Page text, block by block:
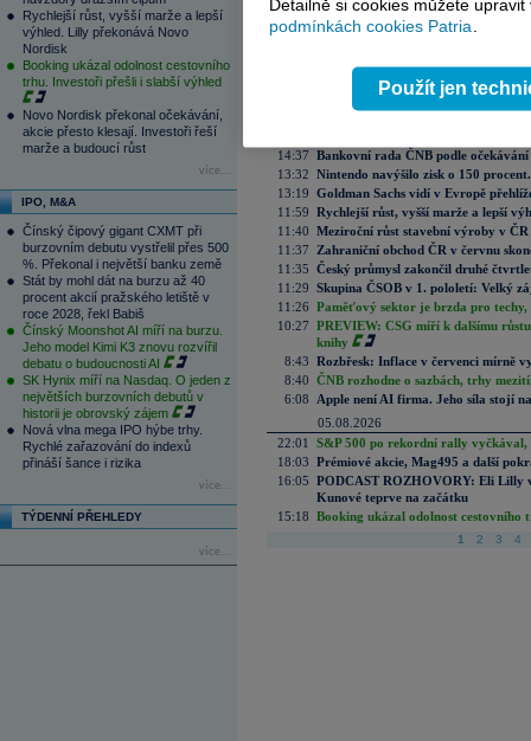
Rychlejší růst, vyšší marže a lepší
výhled. Lilly překonává Novo
Nordisk
Booking ukázal odolnost cestovního
trhu. Investoři přešli i slabší výhled
Novo Nordisk překonal očekávání,
akcie přesto klesají. Investoři řeší
marže a budoucí růst
více...
IPO, M&A
Čínský čipový gigant CXMT při
burzovním debutu vystřelil přes 500
%. Překonal i největší banku země
Stát by mohl dát na burzu až 40
procent akcií pražského letiště v
roce 2028, řekl Babiš
Čínský Moonshot AI míří na burzu.
Jeho model Kimi K3 znovu rozvířil
debatu o budoucnosti AI
SK Hynix míří na Nasdaq. O jeden z
největších burzovních debutů v
historii je obrovský zájem
Nová vlna mega IPO hýbe trhy.
Rychlé zařazování do indexů
přináší šance i rizika
více...
TÝDENNÍ PŘEHLEDY
více...
06.08.2026
ČNB ve vyčkávacím režimu, zvýšení
14:37 Bankovní rada ČNB podle
13:32 Nintendo navýšilo zisk o 150
13:19 Goldman Sachs vidí v Evropě
11:59 Rychlejší růst, vyšší marže a lepší
11:40 Meziroční růst stavební výroby v
11:37
Zahraniční obchod ČR v červnu
11:35 Český průmysl zakončil druhé
11:29 Skupina ČSOB v 1. pololetí: Velký
11:26 Paměťový sektor je brzda pro techy,
10:27 PREVIEW: CSG míří k dalšímu
knihy
8:43 Rozbřesk: Inflace v červenci mírně
8:40 ČNB rozhodne o sazbách, trhy
6:08
Apple není AI firma. Jeho síla stojí
05.08.2026
22:01
S&P 500 po rekordní rally vyčkával,
18:03 Prémiové akcie, Mag495 a další
16:05 PODCAST ROZHOVORY: Eli Lilly
Kunové teprve na začátku
15:18 Booking ukázal odolnost cestovního
1 2 3 4
Detailně si cookies můžete
podmínkách cookies Patria.
Použít jen